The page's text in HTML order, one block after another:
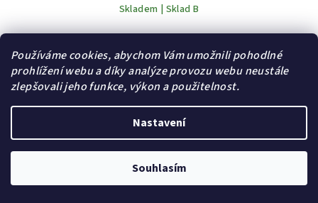
Používáme cookies, abychom Vám umožnili pohodlné
prohlížení webu a díky analýze provozu webu neustále
zlepšovali jeho funkce, výkon a použitelnost.
Nastavení
Souhlasím
Skladem | Sklad B
Do košíku
Dárek zdarma